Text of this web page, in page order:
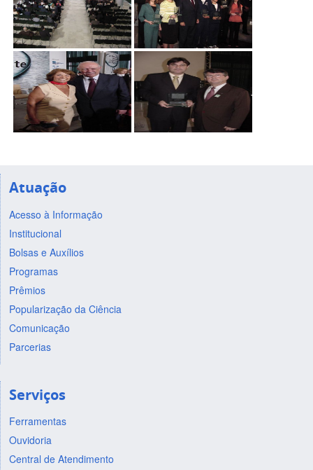
Atuação
Acesso à Informação
Institucional
Bolsas e Auxílios
Programas
Prêmios
Popularização da Ciência
Comunicação
Parcerias
Serviços
Ferramentas
Ouvidoria
Central de Atendimento